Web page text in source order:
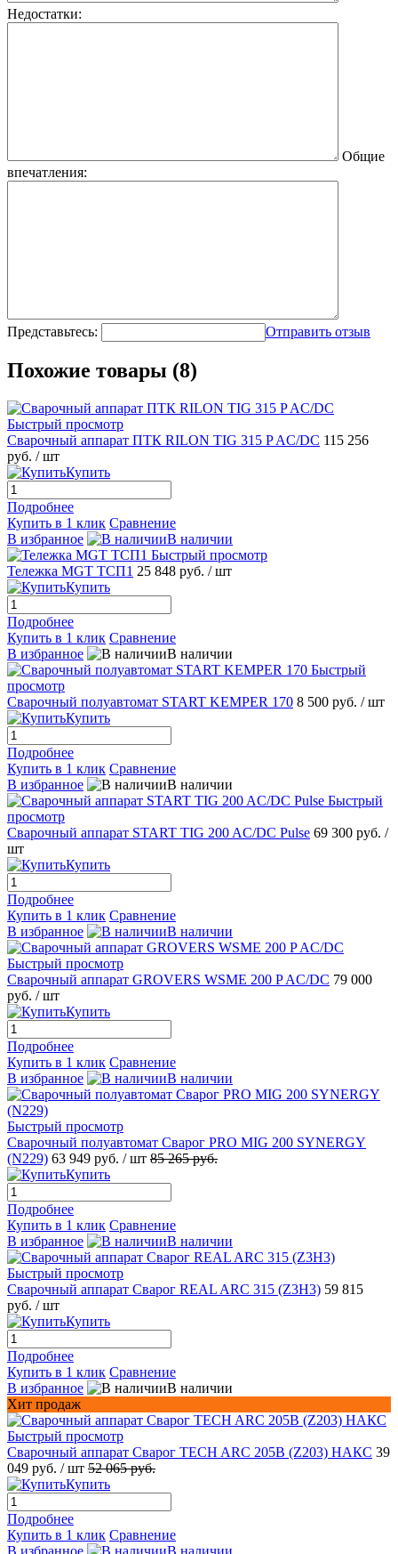
Недостатки:
Общие
впечатления:
Представьтесь: Отправить отзыв
Похожие товары (8)
Быстрый просмотр
Сварочный аппарат ПТК RILON TIG 315 P AC/DC 115 256
руб. / шт
Купить
Подробнее
Купить в 1 клик Сравнение
В избранное
В наличии
Быстрый просмотр
Тележка MGT ТСП1 25 848 руб. / шт
Купить
Подробнее
Купить в 1 клик Сравнение
В избранное
В наличии
Быстрый
просмотр
Сварочный полуавтомат START KEMPER 170 8 500 руб. / шт
Купить
Подробнее
Купить в 1 клик Сравнение
В избранное
В наличии
Быстрый
просмотр
Сварочный аппарат START TIG 200 AC/DC Pulse 69 300 руб. /
шт
Купить
Подробнее
Купить в 1 клик Сравнение
В избранное
В наличии
Быстрый просмотр
Сварочный аппарат GROVERS WSME 200 P AC/DC 79 000
руб. / шт
Купить
Подробнее
Купить в 1 клик Сравнение
В избранное
В наличии
Быстрый просмотр
Сварочный полуавтомат Сварог PRO MIG 200 SYNERGY
(N229) 63 949 руб. / шт 85 265 руб.
Купить
Подробнее
Купить в 1 клик Сравнение
В избранное
В наличии
Быстрый просмотр
Сварочный аппарат Сварог REAL ARC 315 (Z3H3) 59 815
руб. / шт
Купить
Подробнее
Купить в 1 клик Сравнение
В избранное
В наличии
Хит продаж
Быстрый просмотр
Сварочный аппарат Сварог TECH ARC 205B (Z203) НАКС 39
049 руб. / шт 52 065 руб.
Купить
Подробнее
Купить в 1 клик Сравнение